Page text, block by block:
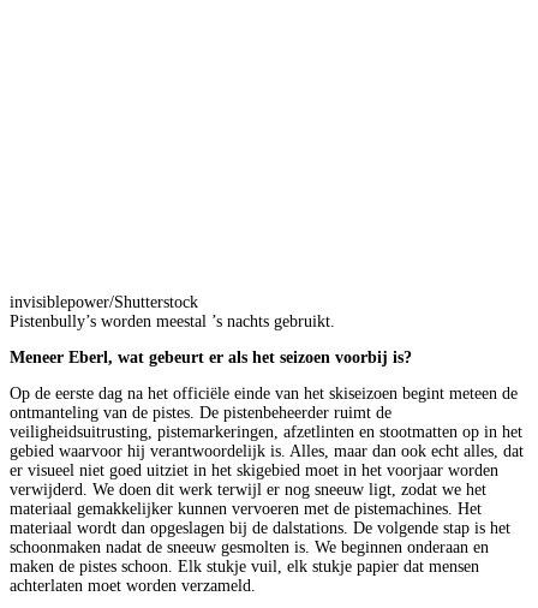
invisiblepower/Shutterstock
Pistenbully’s worden meestal ’s nachts gebruikt.
Meneer Eberl, wat gebeurt er als het seizoen voorbij is?
Op de eerste dag na het officiële einde van het skiseizoen begint meteen de
ontmanteling van de pistes. De pistenbeheerder ruimt de
veiligheidsuitrusting, pistemarkeringen, afzetlinten en stootmatten op in het
gebied waarvoor hij verantwoordelijk is. Alles, maar dan ook echt alles, dat
er visueel niet goed uitziet in het skigebied moet in het voorjaar worden
verwijderd. We doen dit werk terwijl er nog sneeuw ligt, zodat we het
materiaal gemakkelijker kunnen vervoeren met de pistemachines. Het
materiaal wordt dan opgeslagen bij de dalstations. De volgende stap is het
schoonmaken nadat de sneeuw gesmolten is. We beginnen onderaan en
maken de pistes schoon. Elk stukje vuil, elk stukje papier dat mensen
achterlaten moet worden verzameld.